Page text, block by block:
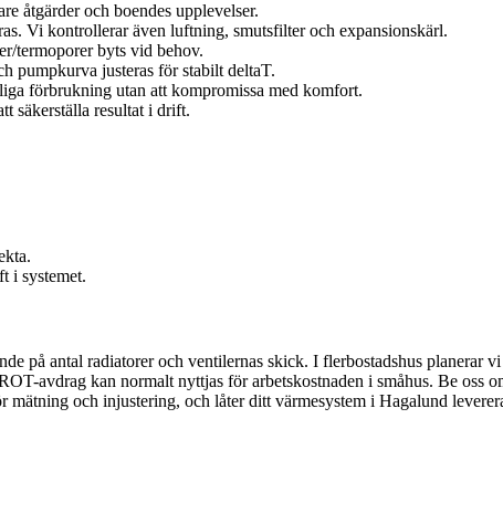
åtgärder och boendes upplevelser.
Vi kontrollerar även luftning, smutsfilter och expansionskärl.
termoporer byts vid behov.
pumpkurva justeras för stabilt deltaT.
förbrukning utan att kompromissa med komfort.
säkerställa resultat i drift.
i systemet.
på antal radiatorer och ventilernas skick. I flerbostadshus planerar
avdrag kan normalt nyttjas för arbetskostnaden i småhus. Be oss
och injustering, och låter ditt värmesystem i Hagalund